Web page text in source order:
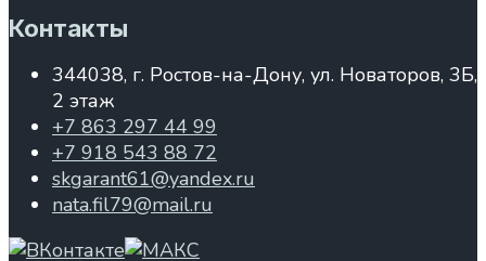
Контакты
344038, г. Ростов-на-Дону, ул. Новаторов, 3Б,
2 этаж
+7 863 297 44 99
+7 918 543 88 72
skgarant61@yandex.ru
nata.fil79@mail.ru